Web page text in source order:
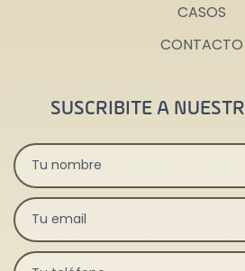
CASOS
CONTACTO
SUSCRIBITE A